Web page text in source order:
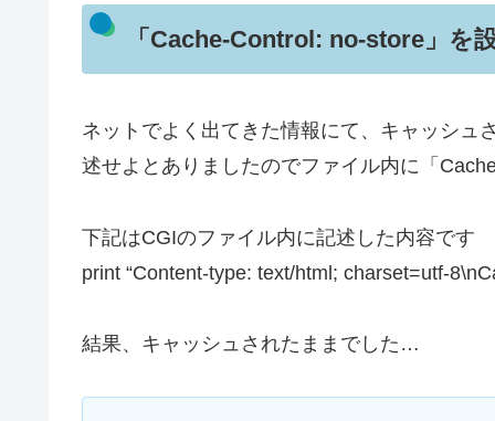
「Cache-Control: no-store」を
ネットでよく出てきた情報にて、キャッシュ
述せよとありましたのでファイル内に「
下記はCGIのファイル内に記述した内容です
print “Content-type: text/html; charset=utf-
結果、キャッシュされたままでした…